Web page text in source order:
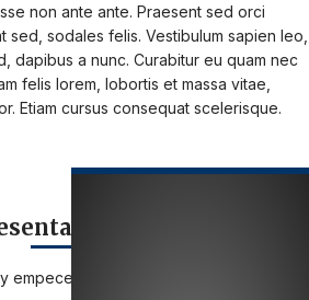
non ante ante. Praesent sed orci
sed, sodales felis. Vestibulum sapien leo,
dapibus a nunc. Curabitur eu quam nec
felis lorem, lobortis et massa vitae,
Etiam cursus consequat scelerisque.
que necesitas
empecemos a trabajar en su caso: